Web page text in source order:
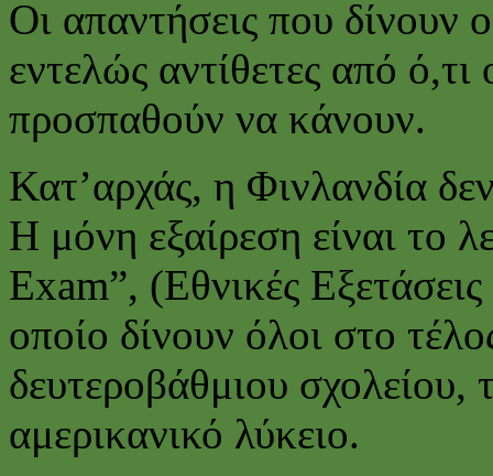
Οι απαντήσεις που δίνουν
εντελώς αντίθετες από
προσπαθούν να κάνουν.
Κατ’αρχάς, η Φινλανδία
Η μόνη εξαίρεση είναι το
Exam”, (Εθνικές
οποίο δίνουν όλοι στο
δευτεροβάθμιου σχολείου,
αμερικανικό λύκειο.